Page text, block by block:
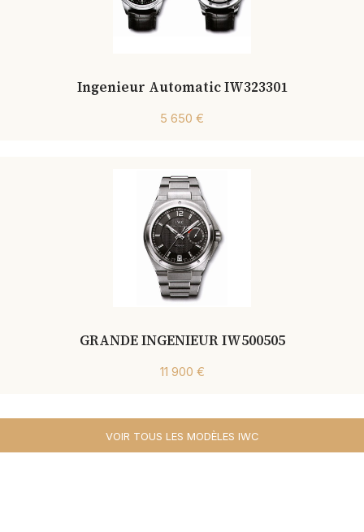
Ingenieur Automatic IW323301
5 650 €
GRANDE INGENIEUR IW500505
11 900 €
VOIR TOUS LES MODÈLES IWC